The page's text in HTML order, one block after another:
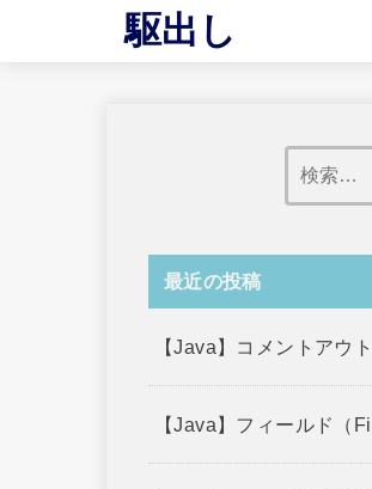
駆出し
最近の投稿
【Java】コメントアウ
【Java】フィールド（